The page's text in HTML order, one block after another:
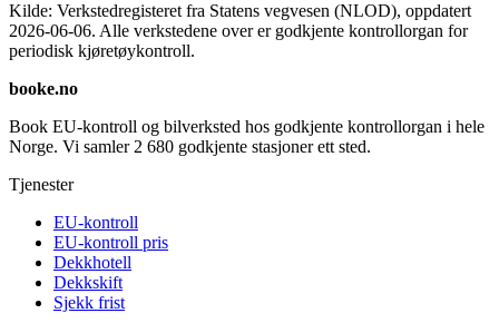
Kilde: Verkstedregisteret fra Statens vegvesen (NLOD), oppdatert
2026-06-06. Alle verkstedene over er godkjente kontrollorgan for
periodisk kjøretøykontroll.
booke.no
Book EU-kontroll og bilverksted hos godkjente kontrollorgan i hele
Norge. Vi samler 2 680 godkjente stasjoner ett sted.
Tjenester
EU-kontroll
EU-kontroll pris
Dekkhotell
Dekkskift
Sjekk frist